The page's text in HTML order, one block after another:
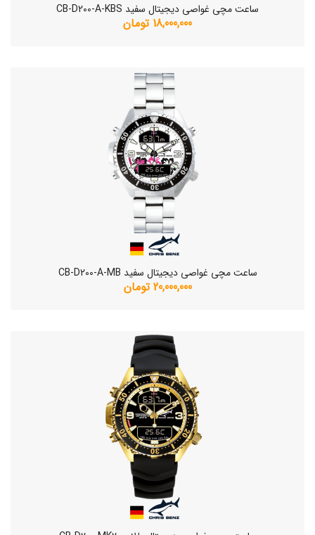
ساعت مچی غواصی دیجیتال سفید CB-D200-A-KBS
18,000,000 تومان
ساعت مچی غواصی دیجیتال سفید CB-D200-A-MB
20,000,000 تومان